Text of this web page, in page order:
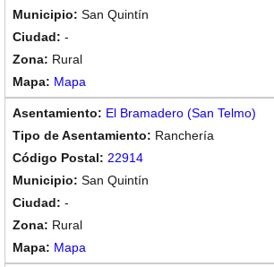
San Quintín
-
Rural
Mapa
El Bramadero (San Telmo)
Ranchería
22914
San Quintín
-
Rural
Mapa